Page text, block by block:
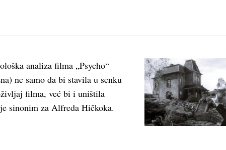
analiza filma „Psycho“
ne samo da bi stavila u senku
filma, već bi i uništila
sinonim za Alfreda Hičkoka.